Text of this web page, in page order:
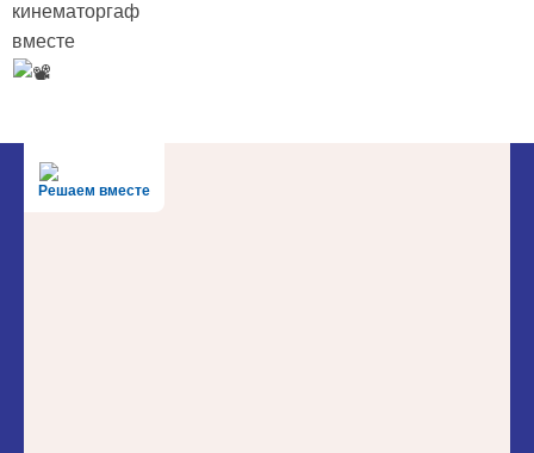
кинематоргаф
вместе
Решаем вместе